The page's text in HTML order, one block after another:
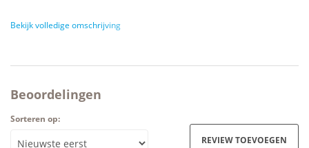
Bekijk volledige omschrijving
Beoordelingen
Sorteren op:
REVIEW TOEVOEGEN